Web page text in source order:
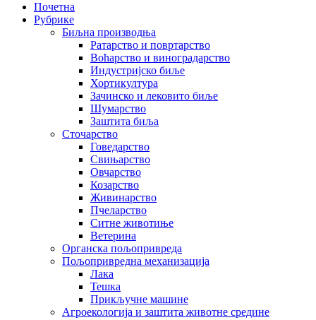
Почетна
Рубрике
Биљна производња
Ратарство и повртарство
Воћарство и виноградарство
Индустријско биље
Хортикултура
Зачинско и лековито биље
Шумарство
Заштита биља
Сточарство
Говедарство
Свињарство
Овчарство
Козарство
Живинарство
Пчеларство
Ситне животиње
Ветерина
Органска пољопривреда
Пољопривредна механизација
Лака
Тешка
Прикључне машине
Агроекологија и заштита животне средине